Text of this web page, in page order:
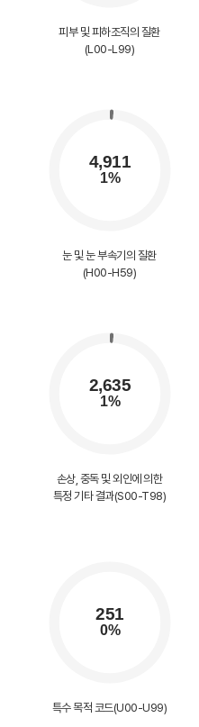
피부 및 피하조직의 질환
(L00-L99)
눈 및 눈 부속기의 질환
(H00-H59)
손상, 중독 및 외인에 의한
특정 기타 결과(S00-T98)
특수 목적 코드(U00-U99)